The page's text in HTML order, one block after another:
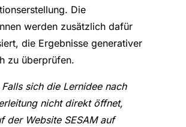
Die
werden zusätzlich dafür
die Ergebnisse generativer
zu überprüfen.
sich die Lernidee nach
nicht direkt öffnet,
der Website SESAM auf